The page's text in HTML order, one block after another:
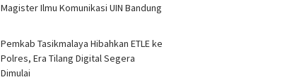
Magister Ilmu Komunikasi UIN Bandung
Pemkab Tasikmalaya Hibahkan ETLE ke
Polres, Era Tilang Digital Segera
Dimulai